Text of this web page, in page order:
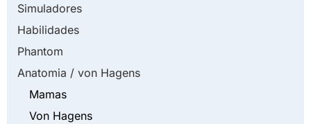
Simuladores
Habilidades
Phantom
Anatomia / von Hagens
Mamas
Von Hagens